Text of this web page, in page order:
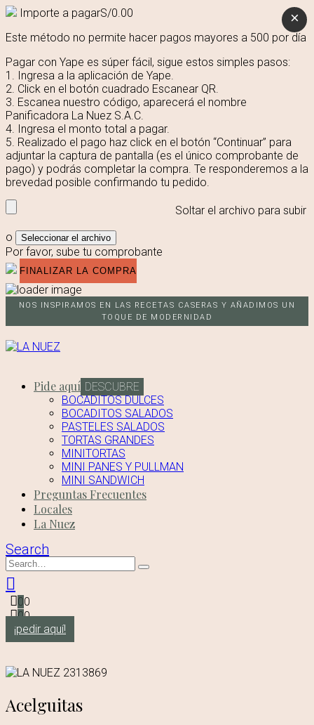
×
Importe a pagarS/0.00
Este método no permite hacer pagos mayores a 500 por día
Pagar con Yape es súper fácil, sigue estos simples pasos:
1. Ingresa a la aplicación de Yape.
2. Click en el botón cuadrado Escanear QR.
3. Escanea nuestro código, aparecerá el nombre
Panificadora La Nuez S.A.C.
4. Ingresa el monto total a pagar.
5. Realizado el pago haz click en el botón “Continuar” para
adjuntar la captura de pantalla (es el único comprobante de
pago) y podrás completar la compra. Te responderemos a la
brevedad posible confirmando tu pedido.
Soltar el archivo para subir
o
Seleccionar el archivo
Por favor, sube tu comprobante
NOS INSPIRAMOS EN LAS RECETAS CASERAS Y AÑADIMOS UN
TOQUE DE MODERNIDAD
Pide aquí DESCUBRE
BOCADITOS DULCES
BOCADITOS SALADOS
PASTELES SALADOS
TORTAS GRANDES
MINITORTAS
MINI PANES Y PULLMAN
MINI SANDWICH
Preguntas Frecuentes
Locales
La Nuez
Search
00
00
¡pedir aquí!
Acelguitas